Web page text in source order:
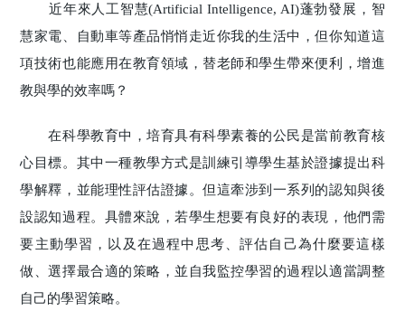
近年來人工智慧(Artificial Intelligence, AI)蓬勃發展，智
慧家電、自動車等產品悄悄走近你我的生活中，但你知道這
項技術也能應用在教育領域，替老師和學生帶來便利，增進
教與學的效率嗎？
在科學教育中，培育具有科學素養的公民是當前教育核
心目標。其中一種教學方式是訓練引導學生基於證據提出科
學解釋，並能理性評估證據。但這牽涉到一系列的認知與後
設認知過程。具體來說，若學生想要有良好的表現，他們需
要主動學習，以及在過程中思考、評估自己為什麼要這樣
做、選擇最合適的策略，並自我監控學習的過程以適當調整
自己的學習策略。